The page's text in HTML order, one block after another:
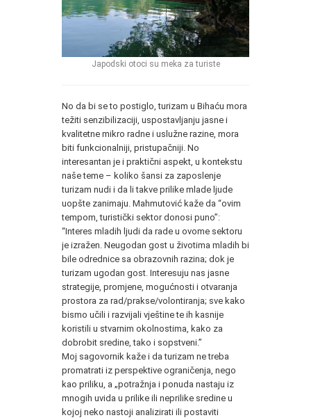
Japodski otoci su meka za turiste
No da bi se to postiglo, turizam u Bihaću mora
težiti senzibilizaciji, uspostavljanju jasne i
kvalitetne mikro radne i uslužne razine, mora
biti funkcionalniji, pristupačniji. No
interesantan je i praktični aspekt, u kontekstu
naše teme – koliko šansi za zaposlenje
turizam nudi i da li takve prilike mlade ljude
uopšte zanimaju. Mahmutović kaže da “ovim
tempom, turistički sektor donosi puno”:
“Interes mladih ljudi da rade u ovome sektoru
je izražen. Neugodan gost u životima mladih bi
bile odrednice sa obrazovnih razina; dok je
turizam ugodan gost. Interesuju nas jasne
strategije, promjene, mogućnosti i otvaranja
prostora za rad/prakse/volontiranja; sve kako
bismo učili i razvijali vještine te ih kasnije
koristili u stvarnim okolnostima, kako za
dobrobit sredine, tako i sopstveni.”
Moj sagovornik kaže i da turizam ne treba
promatrati iz perspektive ograničenja, nego
kao priliku, a „potražnja i ponuda nastaju iz
mnogih uvida u prilike ili neprilike sredine u
kojoj neko nastoji analizirati ili postaviti